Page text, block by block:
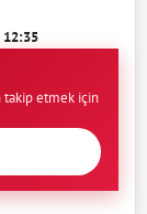
takip etmek için